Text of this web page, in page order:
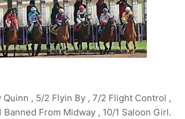
Quinn , 5/2 Flyin By , 7/2 Flight Control ,
Banned From Midway , 10/1 Saloon Girl.